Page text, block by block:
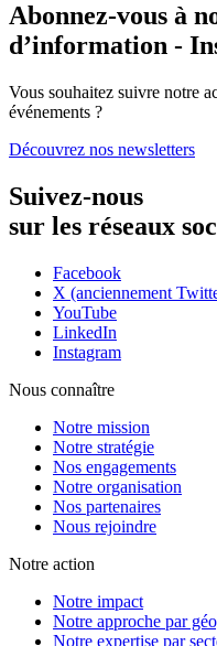
Abonnez-vous à
d’information -
Vous souhaitez suivre notre
événements ?
Découvrez nos newsletters
Suivez-nous
sur les réseaux
Facebook
X (anciennement
YouTube
LinkedIn
Instagram
Nous connaître
Notre mission
Notre stratégie
Nos engagements
Notre organisation
Nos partenaires
Nous rejoindre
Notre action
Notre impact
Notre approche par
Notre expertise par